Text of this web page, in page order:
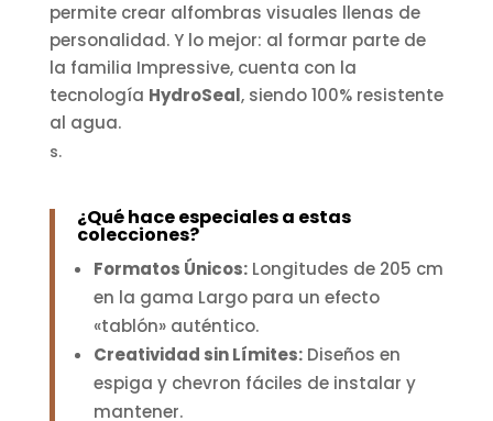
permite crear alfombras visuales llenas de
personalidad. Y lo mejor: al formar parte de
la familia Impressive, cuenta con la
tecnología HydroSeal, siendo 100% resistente
al agua.
s.
¿Qué hace especiales a estas
colecciones?
Formatos Únicos:Longitudes de 205 cm
en la gama Largo para un efecto
«tablón» auténtico.
Creatividad sin Límites:Diseños en
espiga y chevron fáciles de instalar y
mantener.